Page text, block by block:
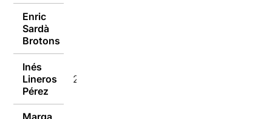
Enric
Sardà
Brotons
Inés
Lineros
Pérez
23/01/2017